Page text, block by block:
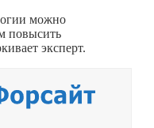
можно
повысить
эксперт.